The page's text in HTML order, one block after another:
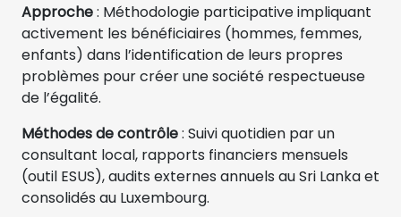
Approche: Méthodologie participative impliquant
activement les bénéficiaires (hommes, femmes,
enfants) dans l’identification de leurs propres
problèmes pour créer une société respectueuse
de l’égalité.
Méthodes de contrôle: Suivi quotidien par un
consultant local, rapports financiers mensuels
(outil ESUS), audits externes annuels au Sri Lanka et
consolidés au Luxembourg.